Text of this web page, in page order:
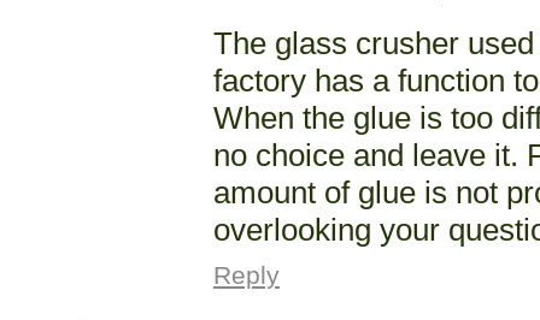
The glass crusher
factory has a function
When the glue is too
no choice and leave it.
amount of glue is not
overlooking your
Reply